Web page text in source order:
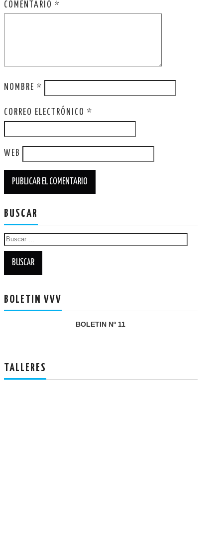
COMENTARIO *
NOMBRE *
CORREO ELECTRÓNICO *
WEB
BUSCAR
BOLETIN VVV
BOLETIN Nº 11
TALLERES